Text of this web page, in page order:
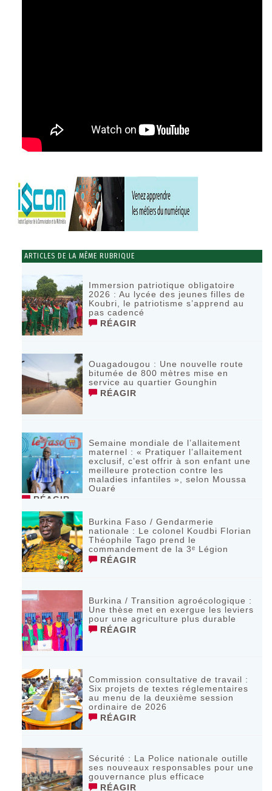
ARTICLES DE LA MÊME RUBRIQUE
Immersion patriotique obligatoire
2026 : Au lycée des jeunes filles de
Koubri, le patriotisme s’apprend au
pas cadencé
RÉAGIR
Ouagadougou : Une nouvelle route
bitumée de 800 mètres mise en
service au quartier Gounghin
RÉAGIR
Semaine mondiale de l’allaitement
maternel : « Pratiquer l’allaitement
exclusif, c’est offrir à son enfant une
meilleure protection contre les
maladies infantiles », selon Moussa
Ouaré
RÉAGIR
Burkina Faso / Gendarmerie
nationale : Le colonel Koudbi Florian
Théophile Tago prend le
commandement de la 3ᵉ Légion
RÉAGIR
Burkina / Transition agroécologique :
Une thèse met en exergue les leviers
pour une agriculture plus durable
RÉAGIR
Commission consultative de travail :
Six projets de textes réglementaires
au menu de la deuxième session
ordinaire de 2026
RÉAGIR
Sécurité : La Police nationale outille
ses nouveaux responsables pour une
gouvernance plus efficace
RÉAGIR